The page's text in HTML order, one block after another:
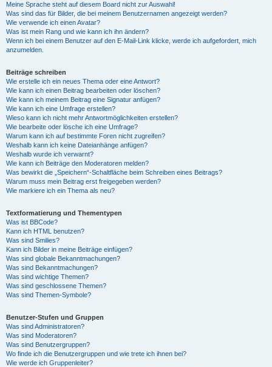
Meine Sprache steht auf diesem Board nicht zur Auswahl!
Was sind das für Bilder, die bei meinem Benutzernamen angezeigt werden?
Wie verwende ich einen Avatar?
Was ist mein Rang und wie kann ich ihn ändern?
Wenn ich bei einem Benutzer auf den E-Mail-Link klicke, werde ich aufgefordert, mich
anzumelden.
Beiträge schreiben
Wie erstelle ich ein neues Thema oder eine Antwort?
Wie kann ich einen Beitrag bearbeiten oder löschen?
Wie kann ich meinem Beitrag eine Signatur anfügen?
Wie kann ich eine Umfrage erstellen?
Wieso kann ich nicht mehr Antwortmöglichkeiten erstellen?
Wie bearbeite oder lösche ich eine Umfrage?
Warum kann ich auf bestimmte Foren nicht zugreifen?
Weshalb kann ich keine Dateianhänge anfügen?
Weshalb wurde ich verwarnt?
Wie kann ich Beiträge den Moderatoren melden?
Was bewirkt die „Speichern“-Schaltfläche beim Schreiben eines Beitrags?
Warum muss mein Beitrag erst freigegeben werden?
Wie markiere ich ein Thema als neu?
Textformatierung und Thementypen
Was ist BBCode?
Kann ich HTML benutzen?
Was sind Smilies?
Kann ich Bilder in meine Beiträge einfügen?
Was sind globale Bekanntmachungen?
Was sind Bekanntmachungen?
Was sind wichtige Themen?
Was sind geschlossene Themen?
Was sind Themen-Symbole?
Benutzer-Stufen und Gruppen
Was sind Administratoren?
Was sind Moderatoren?
Was sind Benutzergruppen?
Wo finde ich die Benutzergruppen und wie trete ich ihnen bei?
Wie werde ich Gruppenleiter?